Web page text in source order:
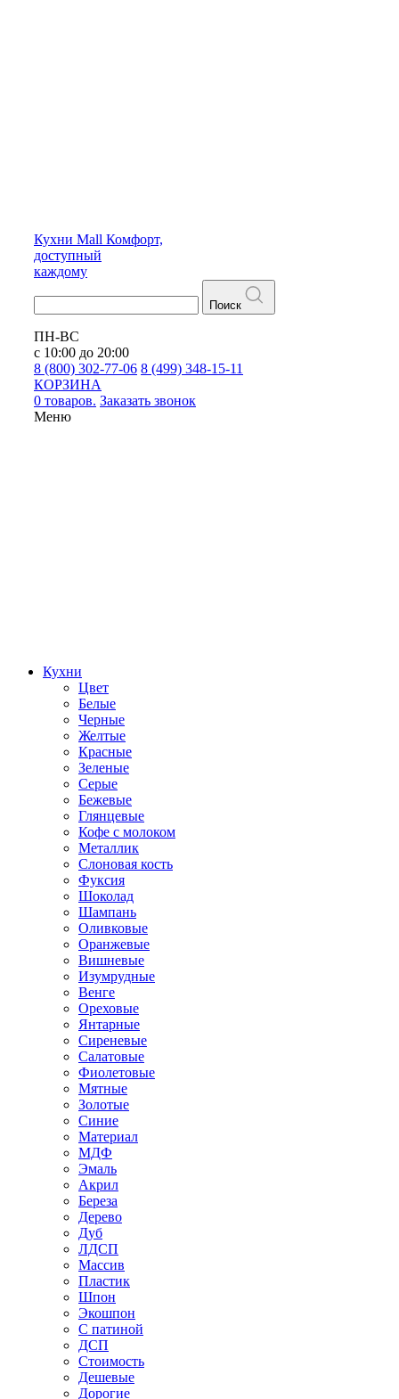
Кухни Mall Комфорт,
доступный
каждому
Поиск
ПН-ВС
с 10:00 до 20:00
8 (800) 302-77-06 8 (499) 348-15-11
КОРЗИНА
0 товаров. Заказать звонок
Меню
Кухни
Цвет
Белые
Черные
Желтые
Красные
Зеленые
Серые
Бежевые
Глянцевые
Кофе с молоком
Металлик
Слоновая кость
Фуксия
Шоколад
Шампань
Оливковые
Оранжевые
Вишневые
Изумрудные
Венге
Ореховые
Янтарные
Сиреневые
Салатовые
Фиолетовые
Мятные
Золотые
Синие
Материал
МДФ
Эмаль
Акрил
Береза
Дерево
Дуб
ЛДСП
Массив
Пластик
Шпон
Экошпон
С патиной
ДСП
Стоимость
Дешевые
Дорогие